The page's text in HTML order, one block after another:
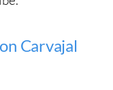
Carvajal